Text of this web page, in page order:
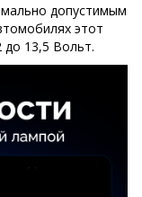
допустимым
этот
до 13,5 Вольт.